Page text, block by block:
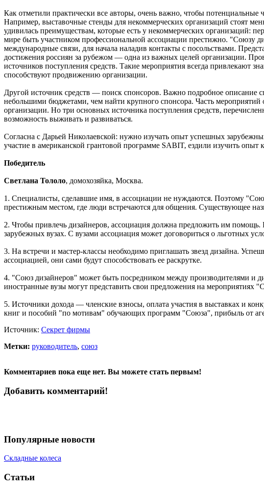
Как отметили практически все авторы, очень важно, чтобы
Например, выставочные стенды для некоммерческих организаций стоят
удивилась преимуществам, которые есть у некоммерческих организаций:
мире быть участником профессиональной ассоциации престижно. "Союзу
международные связи, для начала наладив контакты с посольствами.
достижения россиян за рубежом — одна из важных целей организации.
источников поступления средств. Такие мероприятия всегда привлекают
способствуют продвижению организации.
Другой источник средств — поиск спонсоров. Важно подробное описание
небольшими бюджетами, чем найти крупного спонсора. Часть
организации. Но три основных источника поступления средств,
возможность выживать и развиваться.
Согласна с Дарьей Николаевской: нужно изучать опыт успешных
участие в американской грантовой программе SABIT, ездили изучить опыт
Победитель
Светлана Тололо, домохозяйка, Москва.
1. Специалисты, сделавшие имя, в ассоциации не нуждаются. Поэтому
престижным местом, где люди встречаются для общения. Существующее
2. Чтобы привлечь дизайнеров, ассоциация должна предложить им
зарубежных вузах. С вузами ассоциация может договориться о льготных
3. На встречи и мастер-классы необходимо приглашать звезд дизайна.
ассоциацией, они сами будут способствовать ее раскрутке.
4. "Союз дизайнеров" может быть посредником между производителями и
иностранные вузы могут представить свои предложения на мероприятиях
5. Источники дохода — членские взносы, оплата участия в выставках и
книг и пособий "по мотивам" обучающих программ "Союза", прибыль от
Источник: Секрет фирмы
Метки: руководитель, союз
Комментариев пока еще нет. Вы можете стать первым!
Добавить комментарий!
Популярные новости
Складные колеса
Статьи